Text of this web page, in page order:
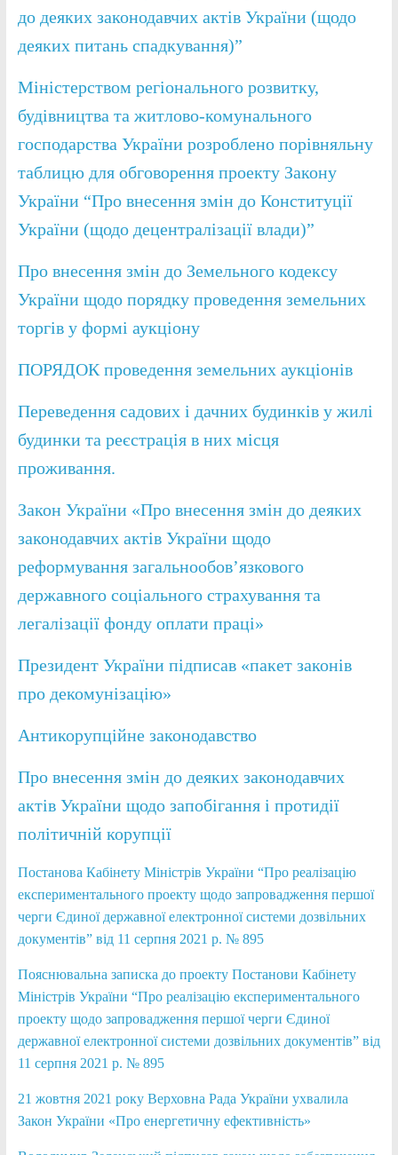
до деяких законодавчих актів України (щодо
деяких питань спадкування)”
Міністерством регіонального розвитку,
будівництва та житлово-комунального
господарства України розроблено порівняльну
таблицю для обговорення проекту Закону
України “Про внесення змін до Конституції
України (щодо децентралізації влади)”
Про внесення змін до Земельного кодексу
України щодо порядку проведення земельних
торгів у формі аукціону
ПОРЯДОК проведення земельних аукціонів
Переведення садових і дачних будинків у жилі
будинки та реєстрація в них місця
проживання.
Закон України «Про внесення змін до деяких
законодавчих актів України щодо
реформування загальнообов’язкового
державного соціального страхування та
легалізації фонду оплати праці»
Президент України підписав «пакет законів
про декомунізацію»
Антикорупційне законодавство
Про внесення змін до деяких законодавчих
актів України щодо запобігання і протидії
політичній корупції
Постанова Кабінету Міністрів України “Про реалізацію
експериментального проекту щодо запровадження першої
черги Єдиної державної електронної системи дозвільних
документів” від 11 серпня 2021 р. № 895
Пояснювальна записка до проекту Постанови Кабінету
Міністрів України “Про реалізацію експериментального
проекту щодо запровадження першої черги Єдиної
державної електронної системи дозвільних документів” від
11 серпня 2021 р. № 895
21 жовтня 2021 року Верховна Рада України ухвалила
Закон України «Про енергетичну ефективність»